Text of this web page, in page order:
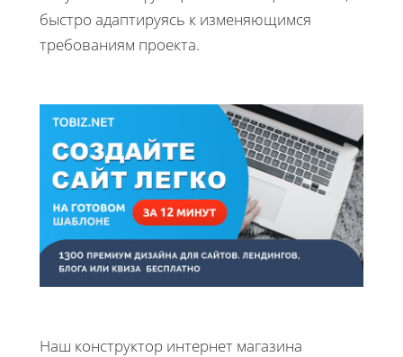
быстро адаптируясь к изменяющимся
требованиям проекта.
Наш конструктор интернет магазина